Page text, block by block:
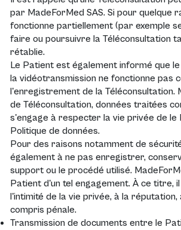
par MadeForMed SAS. Si pour quelque
fonctionne partiellement (par exemple
faire ou poursuivre la Téléconsultation
rétablie.
Le Patient est également informé que
la vidéotransmission ne fonctionne pas
l'enregistrement de la Téléconsultation.
de Téléconsultation, données traitées
s'engage à respecter la vie privée de
Politique de données.
Pour des raisons notamment de
également à ne pas enregistrer,
support ou le procédé utilisé.
Patient d'un tel engagement. À ce titre,
l'intimité de la vie privée, à la
compris pénale.
Transmission de documents entre le